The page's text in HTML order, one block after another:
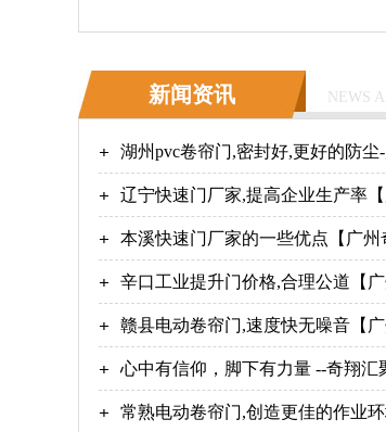
新闻资讯 NEWS
湖州pvc卷帘门,密封好,更好的防尘
辽宁快速门厂家,提高企业生产率
翔】
本溪快速门厂家的一些优点【广州
辛口工业提升门价格,合理公道【广
赣县电动卷帘门,速度快无噪音【广
心中有信仰，脚下有力量 --奇翔汇
力量，守初心，担使命！
常熟电动卷帘门,创造更佳的作业